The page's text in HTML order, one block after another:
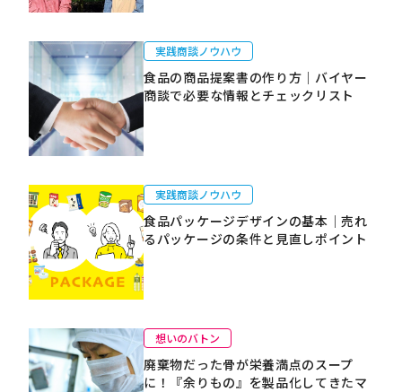
実践商談ノウハウ
食品の商品提案書の作り方｜バイヤー
商談で必要な情報とチェックリスト
実践商談ノウハウ
食品パッケージデザインの基本｜売れ
るパッケージの条件と見直しポイント
想いのバトン
廃棄物だった骨が栄養満点のスープ
に！『余りもの』を製品化してきたマ